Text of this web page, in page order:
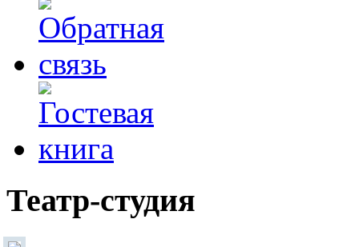
Театр-студия